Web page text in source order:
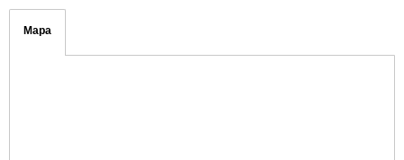
Mapa